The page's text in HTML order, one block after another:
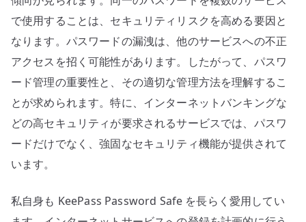
で使用することは、セキュリティリスクを高める要因と
なります。パスワードの漏洩は、他のサービスへの不正
アクセスを招く可能性があります。したがって、パスワ
ード管理の重要性と、その適切な管理方法を理解するこ
とが求められます。特に、インターネットバンキングな
どの高セキュリティが要求されるサービスでは、パスワ
ードだけでなく、強固なセキュリティ機能が提供されて
います。
私自身も KeePass Password Safe を長らく愛用してい